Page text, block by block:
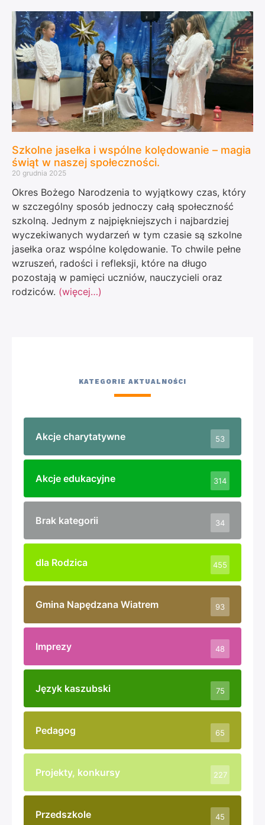
Szkolne jasełka i wspólne kolędowanie – magia
świąt w naszej społeczności.
20 grudnia 2025
Okres Bożego Narodzenia to wyjątkowy czas, który
w szczególny sposób jednoczy całą społeczność
szkolną. Jednym z najpiękniejszych i najbardziej
wyczekiwanych wydarzeń w tym czasie są szkolne
jasełka oraz wspólne kolędowanie. To chwile pełne
wzruszeń, radości i refleksji, które na długo
pozostają w pamięci uczniów, nauczycieli oraz
rodziców. (więcej…)
16 października 2025
Dziś, w wyjątkowym dniu – Światowym Dniu
Przywracania Czynności Serca – uczniowie klas I – III
naszej szkoły wraz z wychowawcami oraz
zaproszonymi gośćmi: strażakami z OSP Słajszewo i
OSP Sasino, wzięli udział w ogólnopolskim
wydarzeniu „Bicie Rekordu w Pierwszej Pomocy”,
(więcej…)
„XX Rajd Szlakami Żołnierzy Wyklętych mjr.
Józefa Kurasia „Orła” „Ognia”” 3-5 października
10 października 2025